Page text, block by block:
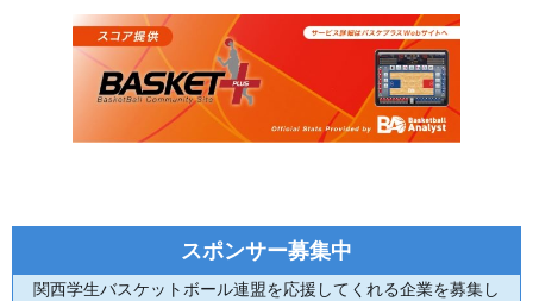
スポンサー募集中
関西学生バスケットボール連盟を応援してくれる企業を募集し